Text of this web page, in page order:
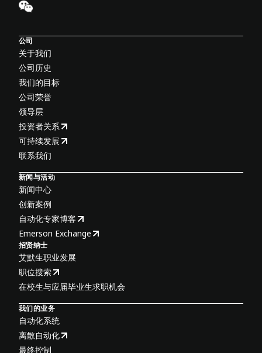
公司
关于我们
公司历史
我们的目标
公司荣誉
领导层
投资者关系
可持续发展
联系我们
新闻与活动
新闻中心
创新案例
自动化专家博客
Emerson Exchange
招贤纳士
艾默生职业发展
职位搜索
在校生与应届毕业生求职机会
我们的业务
自动化系统
离散自动化
最终控制